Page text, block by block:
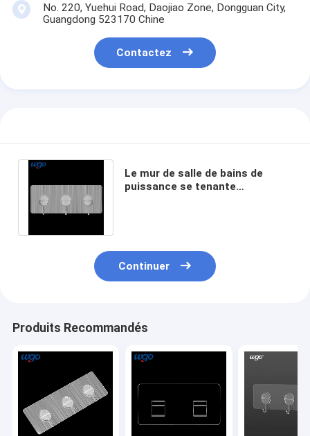
No. 220, Yuehui Road, Daojiao Zone, Dongguan City,
Guangdong 523170 Chine
Contactez
Le mur de salle de bains de
puissance se tenante
Continuer
Produits Recommandés